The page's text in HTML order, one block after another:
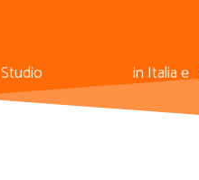
Studio in Italia e